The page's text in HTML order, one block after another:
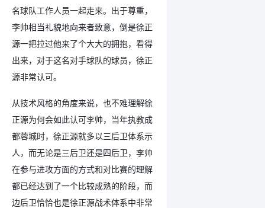
名球队工作人员一起走来。出于尊重，
李帅相当礼貌地向来者致意，倒是徐正
源一把拉过他来了个大大的拥抱，看得
出来，对于这名对手球队的球员，徐正
源非常认可。
从技术风格的角度来说，也不难理解徐
正源为何会如此认可李帅，当年执教成
都蓉城时，徐正源就多以三后卫体系示
人，而无论是三后卫还是四后卫，李帅
在参与进攻方面的方式和对比赛的理解
都已经达到了一个比较成熟的阶段，而
边后卫恰恰也是徐正源战术体系中非常